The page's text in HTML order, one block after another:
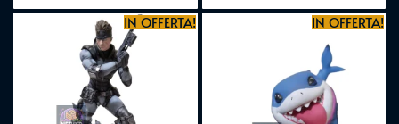
IN OFFERTA! IN OFFERTA!